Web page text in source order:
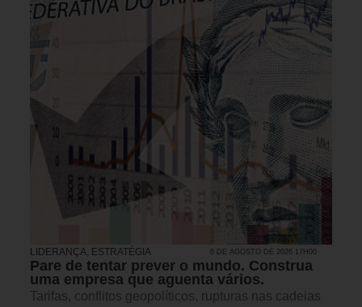
LIDERANÇA, ESTRATÉGIA 6 DE AGOSTO DE 2026 17H00
Pare de tentar prever o mundo. Construa
uma empresa que aguenta vários.
Tarifas, conflitos geopolíticos, rupturas nas cadeias